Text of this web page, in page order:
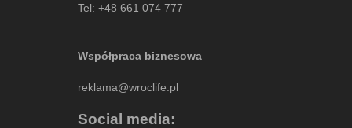
Tel: +48 661 074 777
Współpraca biznesowa
reklama@wroclife.pl
Social media: